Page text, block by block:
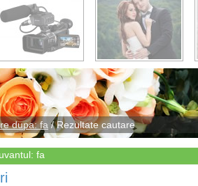
dupa: fa / Rezultate cautare
fa